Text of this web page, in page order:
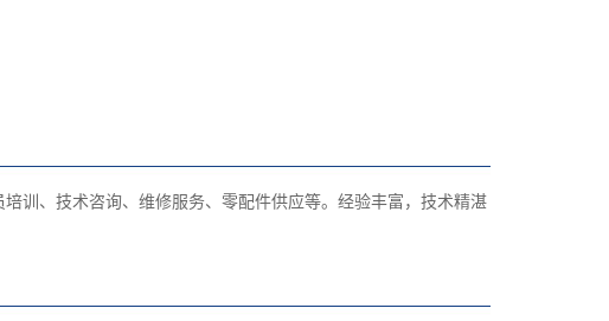
训、技术咨询、维修服务、零配件供应等。经验丰富，技术精湛